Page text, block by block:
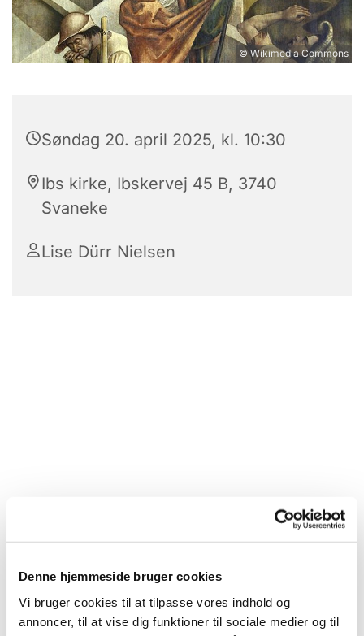
Denne hjemmeside bruger cookies
Vi bruger cookies til at tilpasse vores indhold og
annoncer, til at vise dig funktioner til sociale medier og til
© Wikimedia Commons
Søndag 20. april 2025, kl. 10:30
Ibs kirke, Ibskervej 45 B, 3740
Svaneke
Lise Dürr Nielsen